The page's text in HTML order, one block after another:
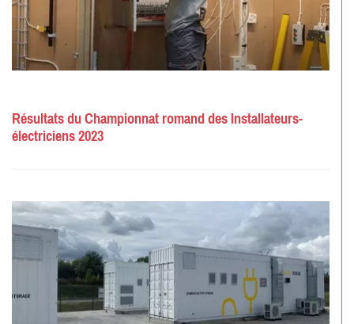
Résultats du Championnat romand des Installateurs-
électriciens 2023